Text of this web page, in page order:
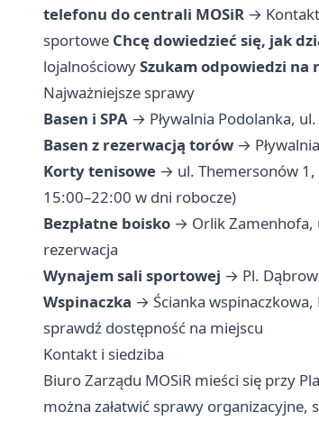
telefonu do centrali MOSiR →
sportowe Chcę dowiedzieć się, jak
lojalnościowySzukam odpowiedzi na
Najważniejsze sprawy
Basen i SPA → Pływalnia Podolanka,
Basen z rezerwacją torów →
Korty tenisowe → ul. Themersonów 1,
15:00–22:00 w dni robocze)
Bezpłatne boisko → Orlik Zamenhofa,
rezerwacja
Wynajem sali sportowej → Pl.
Wspinaczka → Ścianka wspinaczkowa,
sprawdź dostępność na miejscu
Kontakt i siedziba
Biuro Zarządu MOSiR mieści się przy
można załatwić sprawy